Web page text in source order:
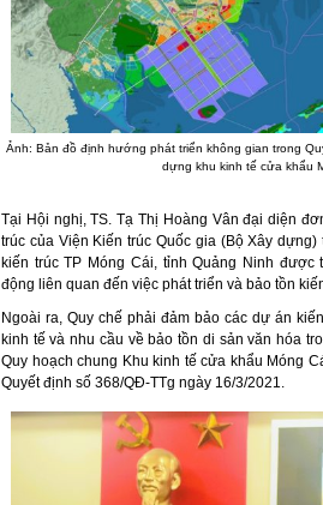
Ảnh: Bản đồ định hướng phát triển không gian trong
dựng khu kinh tế cửa khẩu
Tại Hội nghị, TS. Tạ Thị Hoàng Vân đại diện
trúc của Viện Kiến trúc Quốc gia (Bộ Xây
kiến trúc TP Móng Cái, tỉnh Quảng Ninh
động liên quan đến việc phát triển và bảo tồn
Ngoài ra, Quy chế phải đảm bảo các dự án
kinh tế và nhu cầu về bảo tồn di sản văn hóa
Quy hoạch chung Khu kinh tế cửa khẩu Móng
Quyết định số 368/QĐ-TTg ngày 16/3/2021.